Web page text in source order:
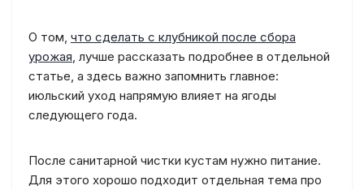
О том, что сделать с клубникой после сбора
урожая, лучше рассказать подробнее в отдельной
статье, а здесь важно запомнить главное:
июльский уход напрямую влияет на ягоды
следующего года.
После санитарной чистки кустам нужно питание.
Для этого хорошо подходит отдельная тема про